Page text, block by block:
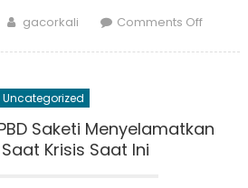
Author
gacorkali Comments Offon
Jasa
Uncategorized
Saketi Menyelamatkan
Krisis Saat Ini